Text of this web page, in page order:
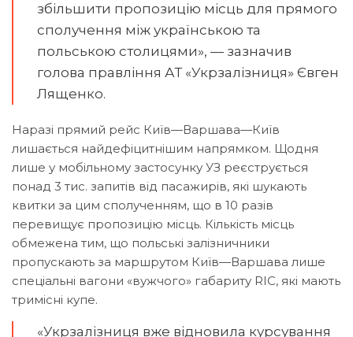
збільшити пропозицію місць для прямого
сполучення між українською та
польською столицями», — зазначив
голова правління АТ «Укрзалізниця» Євген
Лященко.
Наразі прямий рейс Київ—Варшава—Київ
лишається найдефіцитнішим напрямком. Щодня
лише у мобільному застосунку УЗ реєструється
понад 3 тис. запитів від пасажирів, які шукають
квитки за цим сполученням, що в 10 разів
перевищує пропозицію місць. Кількість місць
обмежена тим, що польські залізничники
пропускають за маршрутом Київ—Варшава лише
спеціальні вагони «вужчого» габариту RIC, які мають
тримісні купе.
«Укрзалізниця вже відновила курсування